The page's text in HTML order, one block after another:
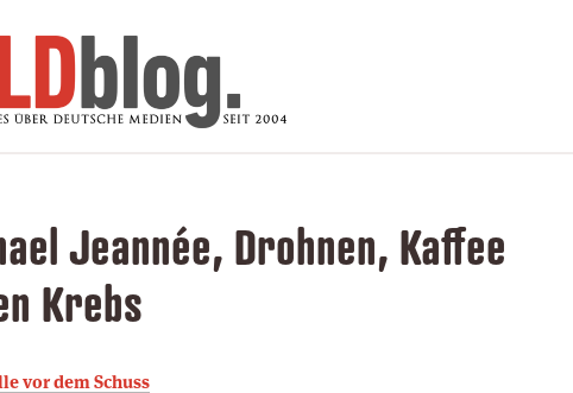
Jeannée, Drohnen, Kaffee
Krebs
vor dem Schuss